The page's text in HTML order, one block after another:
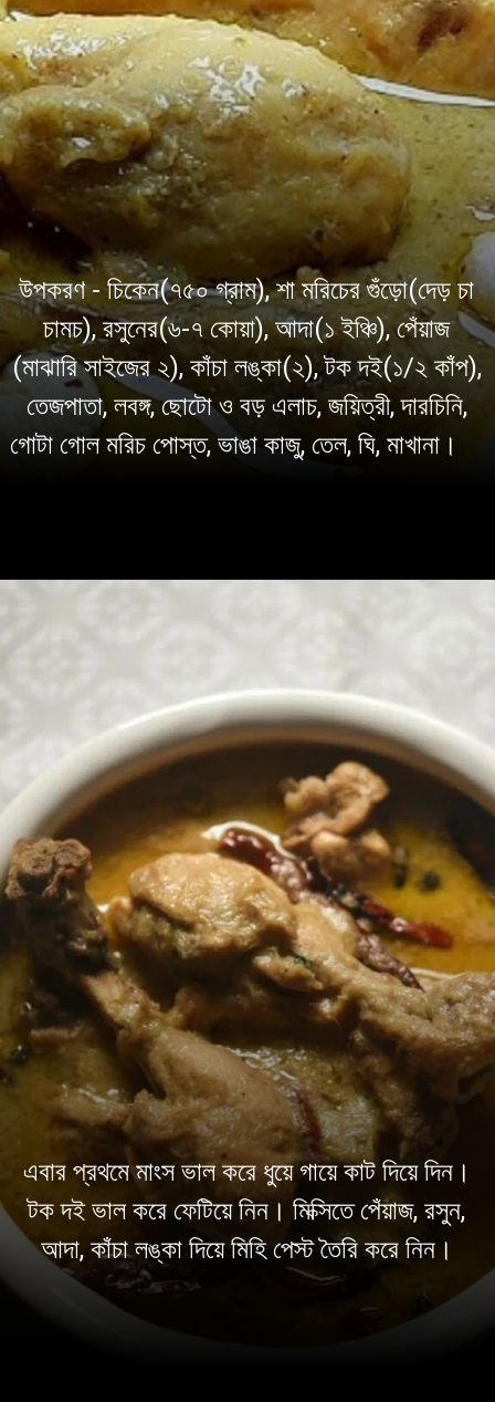
উপকরণ - চিকেন(৭৫০ গ্রাম), শা মরিচের গুঁড়ো(দেড় চা
চামচ), রসুনের(৬-৭ কোয়া), আদা(১ ইঞ্চি), পেঁয়াজ
(মাঝারি সাইজের ২), কাঁচা লঙ্কা(২), টক দই(১/২ কাঁপ),
তেজপাতা, লবঙ্গ, ছোটো ও বড় এলাচ, জয়িত্রী, দারচিনি,
গোটা গোল মরিচ পোস্ত, ভাঙা কাজু, তেল, ঘি, মাখানা।
এবার প্রথমে মাংস ভাল করে ধুয়ে গায়ে কাট দিয়ে দিন।
টক দই ভাল করে ফেটিয়ে নিন। মিক্সিতে পেঁয়াজ, রসুন,
আদা, কাঁচা লঙ্কা দিয়ে মিহি পেস্ট তৈরি করে নিন।